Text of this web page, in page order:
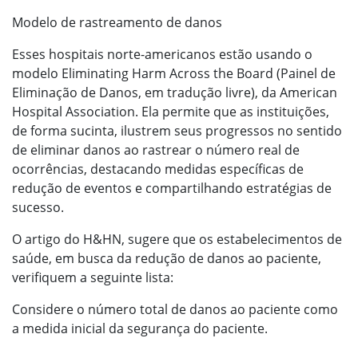
Modelo de rastreamento de danos
Esses hospitais norte-americanos estão usando o
modelo Eliminating Harm Across the Board (Painel de
Eliminação de Danos, em tradução livre), da American
Hospital Association. Ela permite que as instituições,
de forma sucinta, ilustrem seus progressos no sentido
de eliminar danos ao rastrear o número real de
ocorrências, destacando medidas específicas de
redução de eventos e compartilhando estratégias de
sucesso.
O artigo do H&HN, sugere que os estabelecimentos de
saúde, em busca da redução de danos ao paciente,
verifiquem a seguinte lista:
Considere o número total de danos ao paciente como
a medida inicial da segurança do paciente.